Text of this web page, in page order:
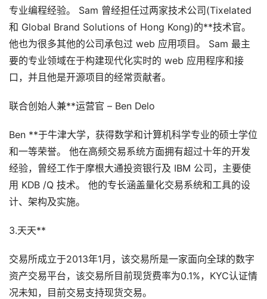
专业编程经验。 Sam 曾经担任过两家技术公司(Tixelated
和 Global Brand Solutions of Hong Kong)的**技术官。
他也为很多其他的公司承包过 web 应用项目。 Sam 最主
要的专业领域在于构建现代化实时的 web 应用程序和接
口，并且他是开源项目的经常贡献者。
联合创始人兼**运营官 – Ben Delo
Ben **于牛津大学，获得数学和计算机科学专业的硕士学位
和一等荣誉。 他在高频交易系统方面拥有超过十年的开发
经验，曾经工作于摩根大通投资银行及 IBM 公司，主要使
用 KDB /Q 技术。 他的专长涵盖量化交易系统和工具的设
计、架构及实施。
3.天天**
交易所成立于2013年1月，该交易所是一家面向全球的数字
资产交易平台，该交易所目前现货费率为0.1%，KYC认证情
况未知，目前交易支持现货交易。